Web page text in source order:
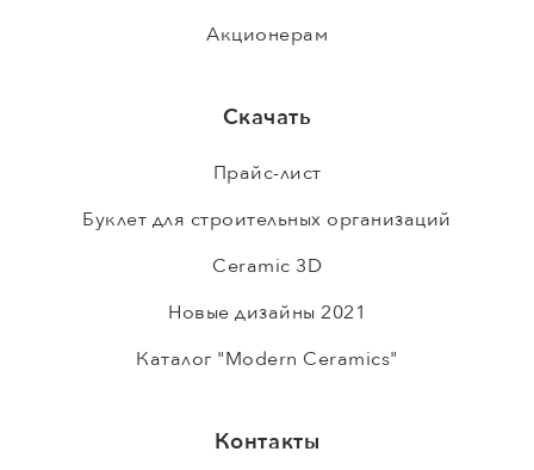
Акционерам
Скачать
Прайс-лист
Буклет для строительных организаций
Ceramic 3D
Новые дизайны 2021
Каталог "Modern Ceramics"
Контакты